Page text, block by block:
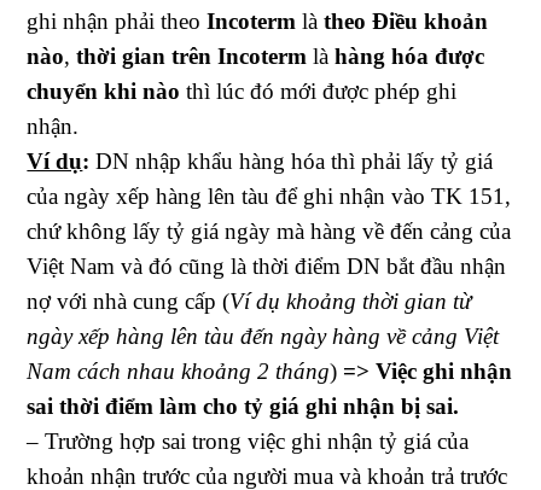
ghi nhận phải theoIncoterm làtheo Điều khoản
nào,thời gian trên Incoterm làhàng hóa được
chuyển khi nào thì lúc đó mới được phép ghi
nhận.
Ví dụ: DN nhập khẩu hàng hóa thì phải lấy tỷ giá
của ngày xếp hàng lên tàu để ghi nhận vào TK 151,
chứ không lấy tỷ giá ngày mà hàng về đến cảng của
Việt Nam và đó cũng là thời điểm DN bắt đầu nhận
nợ với nhà cung cấp (Ví dụ khoảng thời gian từ
ngày xếp hàng lên tàu đến ngày hàng về cảng Việt
Nam cách nhau khoảng 2 tháng) => Việc ghi nhận
sai thời điểm làm cho tỷ giá ghi nhận bị sai.
– Trường hợp sai trong việc ghi nhận tỷ giá của
khoản nhận trước của người mua và khoản trả trước